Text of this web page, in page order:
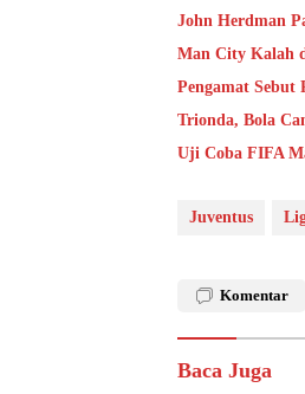
John Herdman
Man City Kalah
Pengamat Sebut
Trionda, Bola
Uji Coba FIFA
Juventus
Komentar
Baca Juga